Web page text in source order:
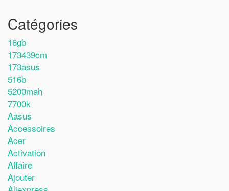
Catégories
16gb
173439cm
173asus
516b
5200mah
7700k
Aasus
Accessoires
Acer
Activation
Affaire
Ajouter